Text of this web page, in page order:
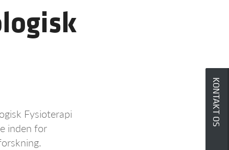
Fysioterapi
inden for
KONTAKT OS